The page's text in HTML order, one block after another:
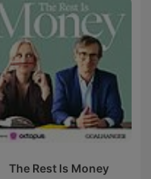
The Rest Is Money